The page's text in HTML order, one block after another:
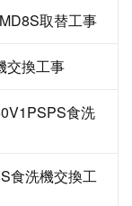
取替工事
交換工事
食洗
食洗機交換工